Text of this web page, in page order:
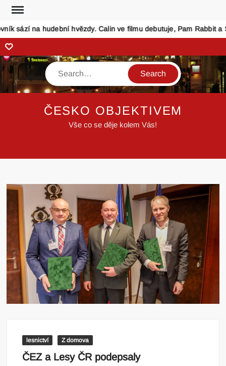
Skip
content
sází na hudební hvězdy. Calin ve filmu debutuje, Pam Rabbit a
Zonerama
Search
ČESKO OBJEKTIVEM
Vše co se děje kolem Vás!
lesnictví Z domova
ČEZ a Lesy ČR podepsaly